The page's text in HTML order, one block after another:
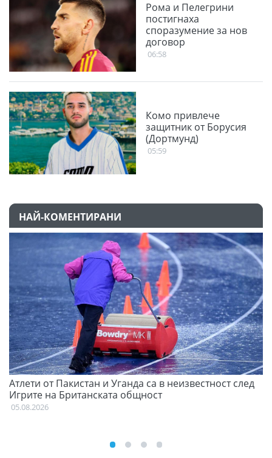
Рома и Пелегрини
постигнаха
споразумение за нов
договор
06:58
Комо привлече
защитник от Борусия
(Дортмунд)
05:59
НАЙ-КОМЕНТИРАНИ
Атлети от Пакистан и Уганда са в неизвестност след
Игрите на Британската общност
05.08.2026